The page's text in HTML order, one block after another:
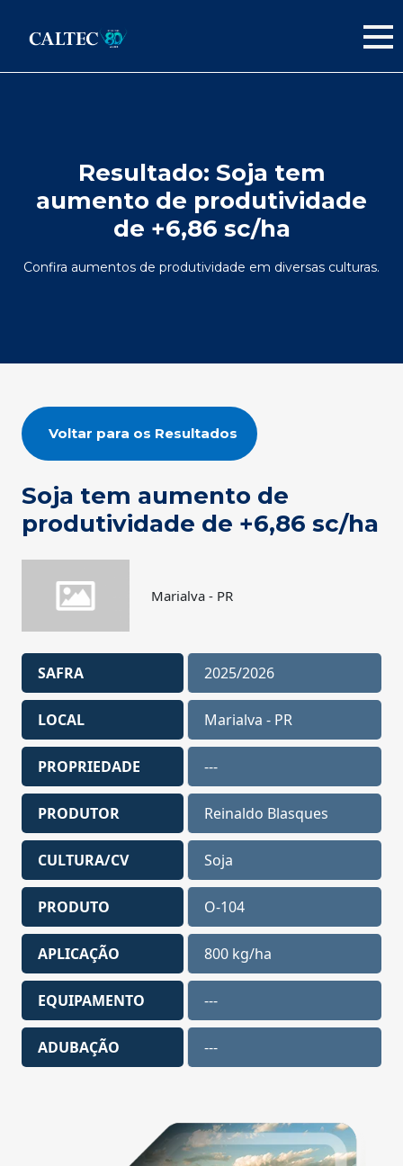
Resultado: Soja tem
aumento de produtividade
de +6,86 sc/ha
Confira aumentos de produtividade em diversas culturas.
Voltar para os Resultados
Soja tem aumento de
produtividade de +6,86 sc/ha
Marialva - PR
SAFRA 2025/2026
LOCAL Marialva - PR
PROPRIEDADE ---
PRODUTOR Reinaldo Blasques
CULTURA/CV Soja
PRODUTO O-104
APLICAÇÃO 800 kg/ha
EQUIPAMENTO ---
ADUBAÇÃO ---